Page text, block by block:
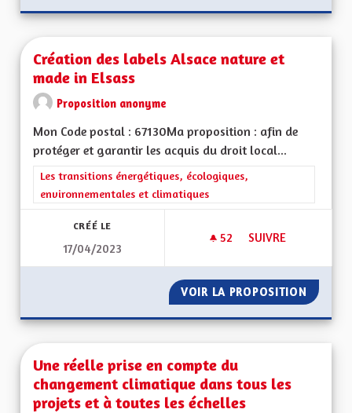
Création des labels Alsace nature et
made in Elsass
Proposition anonyme
Mon Code postal : 67130Ma proposition : afin de
protéger et garantir les acquis du droit local...
Filtrer les résultats de la catégorie : Les transitions
Les transitions énergétiques, écologiques,
environnementales et climatiques
CRÉÉ LE
17/04/2023
52 52 ABONNÉS
SUIVRE
VOIR LA PROPOSITION
Une réelle prise en compte du
changement climatique dans tous les
projets et à toutes les échelles